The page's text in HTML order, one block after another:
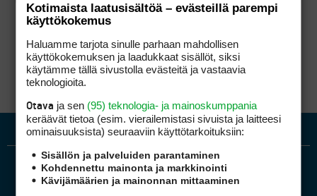
Kotimaista laatusisältöä – evästeillä parempi
käyttökokemus
Haluamme tarjota sinulle parhaan mahdollisen
käyttökokemuksen ja laadukkaat sisällöt, siksi
käytämme tällä sivustolla evästeitä ja vastaavia
teknologioita.
Otava ja sen (95) teknologia- ja mainoskumppania
keräävät tietoa (esim. vierailemis­tasi sivuista ja laitteesi
ominaisuuk­sista) seuraaviin käyttötarkoituksiin:
Sisällön ja palveluiden parantaminen
Kohdennettu mainonta ja markkinointi
Kävijämäärien ja mainonnan mittaaminen